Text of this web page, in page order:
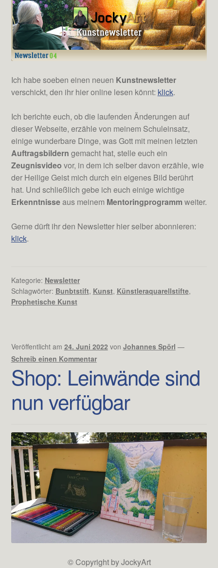
Ich habe soeben einen neuen Kunstnewsletter
verschickt, den ihr hier online lesen könnt: klick.
Ich berichte euch, ob die laufenden Änderungen auf
dieser Webseite, erzähle von meinem Schuleinsatz,
einige wunderbare Dinge, was Gott mit meinen letzten
Auftragsbildern gemacht hat, stelle euch ein
Zeugnisvideo vor, in dem ich selber davon erzähle, wie
der Heilige Geist mich durch ein eigenes Bild berührt
hat. Und schließlich gebe ich euch einige wichtige
Erkenntnisseaus meinem Mentoringprogramm weiter.
Gerne dürft ihr den Newsletter hier selber abonnieren:
klick.
Kategorie: Newsletter
Schlagwörter: Bunbtstift, Kunst, Künstleraquarellstifte,
Prophetische Kunst
Veröffentlicht am 24. Juni 2022 von Johannes Spörl —
Schreib einen Kommentar
Shop: Leinwände sind
nun verfügbar
© Copyright by JockyArt